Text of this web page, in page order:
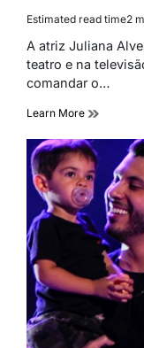
Estimated read time2
A atriz Juliana
teatro e na
comandar o…
Learn More